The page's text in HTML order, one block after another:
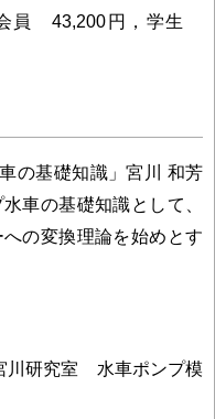
員 43,200円，学生
の基礎知識」宮川 和芳
車の基礎知識として、
の変換理論を始めとす
研究室 水車ポンプ模